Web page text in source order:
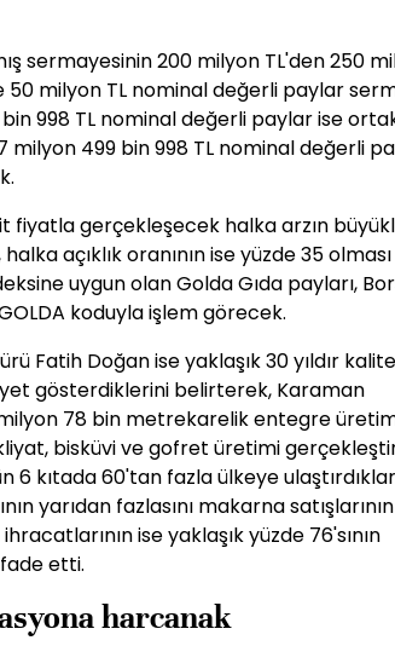
sermayesinin 200 milyon TL'den 250
50 milyon TL nominal değerli paylar
bin 998 TL nominal değerli paylar ise
499 bin 998 TL nominal değerli
fiyatla gerçekleşecek halka arzın
açıklık oranının ise yüzde 35 olması
uygun olan Golda Gıda payları,
koduyla işlem görecek.
Fatih Doğan ise yaklaşık 30 yıldır
gösterdiklerini belirterek, Karaman
78 bin metrekarelik entegre
bisküvi ve gofret üretimi
6 kıtada 60'tan fazla ülkeye
yarıdan fazlasını makarna satışlarının
ise yaklaşık yüzde 76'sının
etti.
harcanak